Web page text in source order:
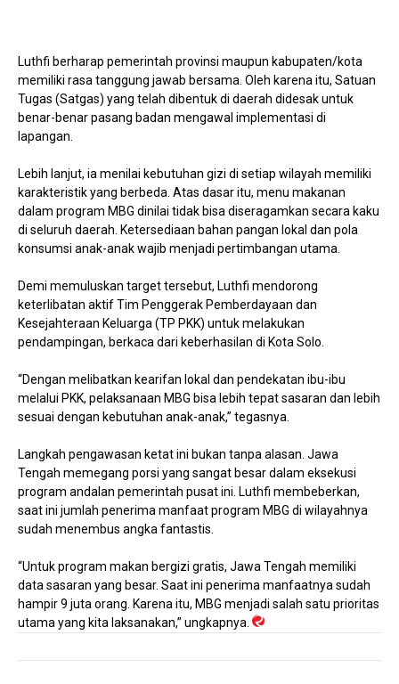
Luthfi berharap pemerintah provinsi maupun kabupaten/kota
memiliki rasa tanggung jawab bersama. Oleh karena itu, Satuan
Tugas (Satgas) yang telah dibentuk di daerah didesak untuk
benar-benar pasang badan mengawal implementasi di
lapangan.
Lebih lanjut, ia menilai kebutuhan gizi di setiap wilayah memiliki
karakteristik yang berbeda. Atas dasar itu, menu makanan
dalam program MBG dinilai tidak bisa diseragamkan secara kaku
di seluruh daerah. Ketersediaan bahan pangan lokal dan pola
konsumsi anak-anak wajib menjadi pertimbangan utama.
Demi memuluskan target tersebut, Luthfi mendorong
keterlibatan aktif Tim Penggerak Pemberdayaan dan
Kesejahteraan Keluarga (TP PKK) untuk melakukan
pendampingan, berkaca dari keberhasilan di Kota Solo.
“Dengan melibatkan kearifan lokal dan pendekatan ibu-ibu
melalui PKK, pelaksanaan MBG bisa lebih tepat sasaran dan lebih
sesuai dengan kebutuhan anak-anak,” tegasnya.
Langkah pengawasan ketat ini bukan tanpa alasan. Jawa
Tengah memegang porsi yang sangat besar dalam eksekusi
program andalan pemerintah pusat ini. Luthfi membeberkan,
saat ini jumlah penerima manfaat program MBG di wilayahnya
sudah menembus angka fantastis.
“Untuk program makan bergizi gratis, Jawa Tengah memiliki
data sasaran yang besar. Saat ini penerima manfaatnya sudah
hampir 9 juta orang. Karena itu, MBG menjadi salah satu prioritas
utama yang kita laksanakan,” ungkapnya.